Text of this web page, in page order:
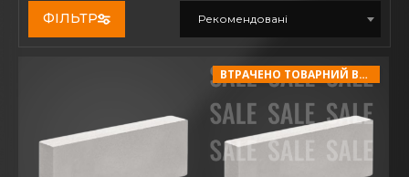
ФІЛЬТР Рекомендовані
ВТРАЧЕНО ТОВАРНИЙ ВИГЛЯД!